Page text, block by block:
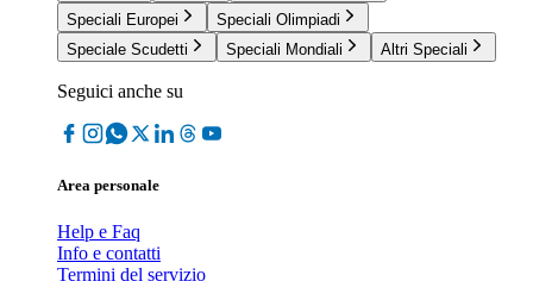
Speciali Europei
Speciali Olimpiadi
Speciale Scudetti
Speciali Mondiali Altri Speciali
Seguici anche su
Area personale
Help e Faq
Info e contatti
Termini del servizio